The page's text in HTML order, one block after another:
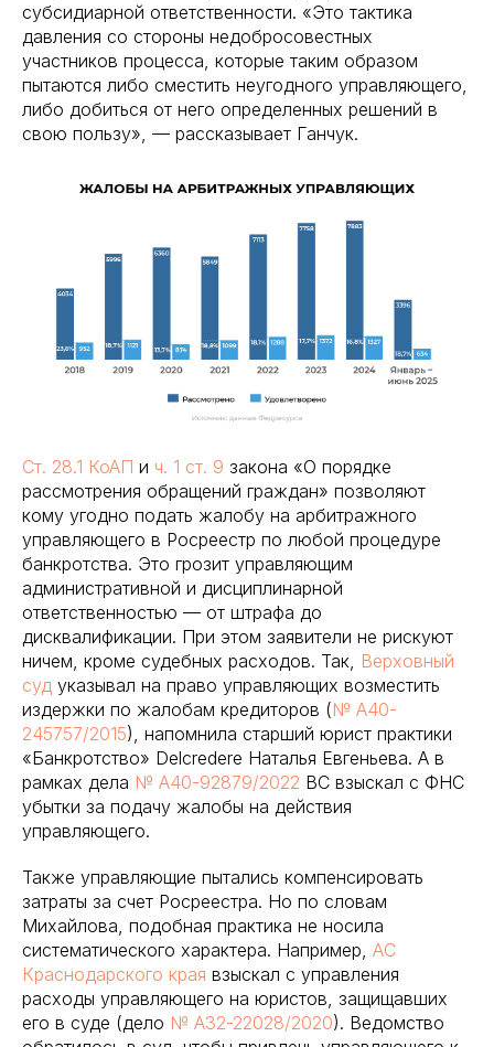
субсидиарной ответственности. «Это тактика
давления со стороны недобросовестных
участников процесса, которые таким образом
пытаются либо сместить неугодного управляющего,
либо добиться от него определенных решений в
свою пользу», — рассказывает Ганчук.
Ст. 28.1 КоАП и ч. 1 ст. 9 закона «О порядке
рассмотрения обращений граждан» позволяют
кому угодно подать жалобу на арбитражного
управляющего в Росреестр по любой процедуре
банкротства. Это грозит управляющим
административной и дисциплинарной
ответственностью — от штрафа до
дисквалификации. При этом заявители не рискуют
ничем, кроме судебных расходов. Так, Верховный
суд указывал на право управляющих возместить
издержки по жалобам кредиторов (№ А40-
245757/2015), напомнила старший юрист практики
«Банкротство» Delcredere Наталья Евгеньева. А в
рамках дела № A40-92879/2022 ВС взыскал с ФНС
убытки за подачу жалобы на действия
управляющего.
Также управляющие пытались компенсировать
затраты за счет Росреестра. Но по словам
Михайлова, подобная практика не носила
систематического характера. Например, АС
Краснодарского края взыскал с управления
расходы управляющего на юристов, защищавших
его в суде (дело № А32-22028/2020). Ведомство